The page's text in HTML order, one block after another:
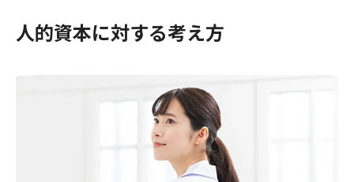
人的資本に対する考え方